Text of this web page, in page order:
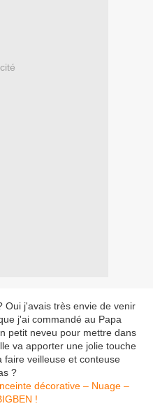
Oui j'avais très envie de venir
j'ai commandé au Papa
petit neveu pour mettre dans
va apporter une jolie touche
faire veilleuse et conteuse
?
décorative – Nuage –
!